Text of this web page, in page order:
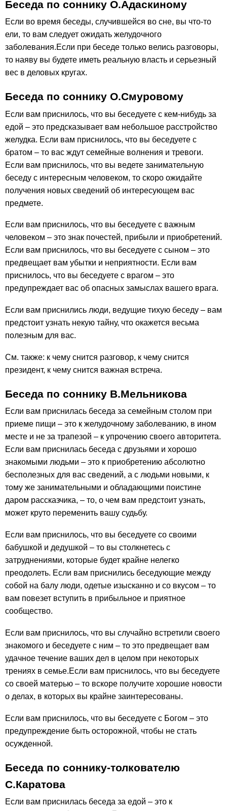
Беседа по соннику О.Адаскиному
Если во время беседы, случившейся во сне, вы что-то
ели, то вам следует ожидать желудочного
заболевания.Если при беседе только велись разговоры,
то наяву вы будете иметь реальную власть и серьезный
вес в деловых кругах.
Беседа по соннику О.Смуровому
Если вам приснилось, что вы беседуете с кем-нибудь за
едой – это предсказывает вам небольшое расстройство
желудка. Если вам приснилось, что вы беседуете с
братом – то вас ждут семейные волнения и тревоги.
Если вам приснилось, что вы ведете занимательную
беседу с интересным человеком, то скоро ожидайте
получения новых сведений об интересующем вас
предмете.
Если вам приснилось, что вы беседуете с важным
человеком – это знак почестей, прибыли и приобретений.
Если вам приснилось, что вы беседуете с сыном – это
предвещает вам убытки и неприятности. Если вам
приснилось, что вы беседуете с врагом – это
предупреждает вас об опасных замыслах вашего врага.
Если вам приснились люди, ведущие тихую беседу – вам
предстоит узнать некую тайну, что окажется весьма
полезным для вас.
См. также: к чему снится разговор, к чему снится
президент, к чему снится важная встреча.
Беседа по соннику В.Мельникова
Если вам приснилась беседа за семейным столом при
приеме пищи – это к желудочному заболеванию, в ином
месте и не за трапезой – к упрочению своего авторитета.
Если вам приснилась беседа с друзьями и хорошо
знакомыми людьми – это к приобретению абсолютно
бесполезных для вас сведений, а с людьми новыми, к
тому же занимательными и обладающими поистине
даром рассказчика, – то, о чем вам предстоит узнать,
может круто переменить вашу судьбу.
Если вам приснилось, что вы беседуете со своими
бабушкой и дедушкой – то вы столкнетесь с
затруднениями, которые будет крайне нелегко
преодолеть. Если вам приснились беседующие между
собой на балу люди, одетые изысканно и со вкусом – то
вам повезет вступить в прибыльное и приятное
сообщество.
Если вам приснилось, что вы случайно встретили своего
знакомого и беседуете с ним – то это предвещает вам
удачное течение ваших дел в целом при некоторых
трениях в семье.Если вам приснилось, что вы беседуете
со своей матерью – то вскоре получите хорошие новости
о делах, в которых вы крайне заинтересованы.
Если вам приснилось, что вы беседуете с Богом – это
предупреждение быть осторожной, чтобы не стать
осужденной.
Беседа по соннику-толкователю
С.Каратова
Если вам приснилась беседа за едой – это к